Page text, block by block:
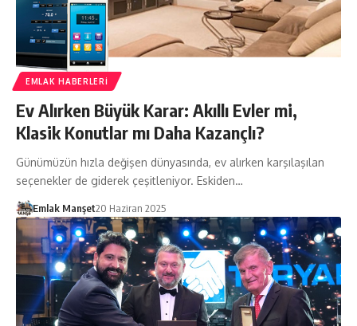
EMLAK HABERLERI
Ev Alırken Büyük Karar: Akıllı Evler mi,
Klasik Konutlar mı Daha Kazançlı?
Günümüzün hızla değişen dünyasında, ev alırken karşılaşılan
seçenekler de giderek çeşitleniyor. Eskiden…
Emlak Manşet20 Haziran 2025